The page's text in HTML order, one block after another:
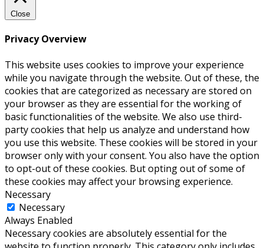
Close
Privacy Overview
This website uses cookies to improve your experience
while you navigate through the website. Out of these, the
cookies that are categorized as necessary are stored on
your browser as they are essential for the working of
basic functionalities of the website. We also use third-
party cookies that help us analyze and understand how
you use this website. These cookies will be stored in your
browser only with your consent. You also have the option
to opt-out of these cookies. But opting out of some of
these cookies may affect your browsing experience.
Necessary
Necessary
Always Enabled
Necessary cookies are absolutely essential for the